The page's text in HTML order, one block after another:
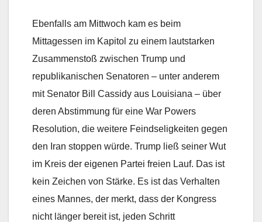
Ebenfalls am Mittwoch kam es beim
Mittagessen im Kapitol zu einem lautstarken
Zusammenstoß zwischen Trump und
republikanischen Senatoren – unter anderem
mit Senator Bill Cassidy aus Louisiana – über
deren Abstimmung für eine War Powers
Resolution, die weitere Feindseligkeiten gegen
den Iran stoppen würde. Trump ließ seiner Wut
im Kreis der eigenen Partei freien Lauf. Das ist
kein Zeichen von Stärke. Es ist das Verhalten
eines Mannes, der merkt, dass der Kongress
nicht länger bereit ist, jeden Schritt